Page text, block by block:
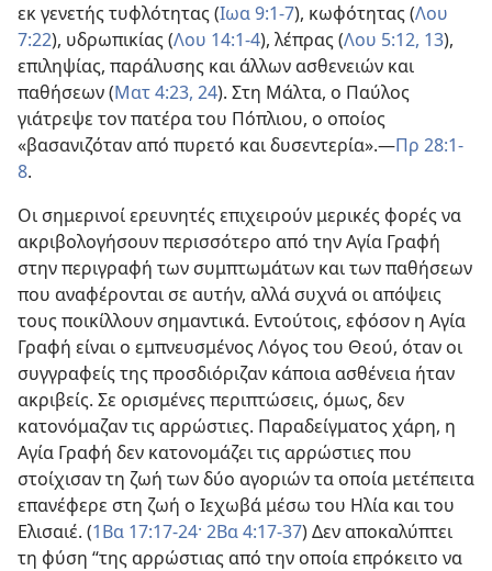
εκ γενετής τυφλότητας (Ιωα 9:1-7), κωφότητας (Λου
7:22), υδρωπικίας (Λου 14:1-4), λέπρας (Λου 5:12, 13),
επιληψίας, παράλυσης και άλλων ασθενειών και
παθήσεων (Ματ 4:23, 24). Στη Μάλτα, ο Παύλος
γιάτρεψε τον πατέρα του Πόπλιου, ο οποίος
«βασανιζόταν από πυρετό και δυσεντερία».—Πρ 28:1-
8.
Οι σημερινοί ερευνητές επιχειρούν μερικές φορές να
ακριβολογήσουν περισσότερο από την Αγία Γραφή
στην περιγραφή των συμπτωμάτων και των παθήσεων
που αναφέρονται σε αυτήν, αλλά συχνά οι απόψεις
τους ποικίλλουν σημαντικά. Εντούτοις, εφόσον η Αγία
Γραφή είναι ο εμπνευσμένος Λόγος του Θεού, όταν οι
συγγραφείς της προσδιόριζαν κάποια ασθένεια ήταν
ακριβείς. Σε ορισμένες περιπτώσεις, όμως, δεν
κατονόμαζαν τις αρρώστιες. Παραδείγματος χάρη, η
Αγία Γραφή δεν κατονομάζει τις αρρώστιες που
στοίχισαν τη ζωή των δύο αγοριών τα οποία μετέπειτα
επανέφερε στη ζωή ο Ιεχωβά μέσω του Ηλία και του
Ελισαιέ. (1Βα 17:17-24· 2Βα 4:17-37) Δεν αποκαλύπτει
τη φύση “της αρρώστιας από την οποία επρόκειτο να